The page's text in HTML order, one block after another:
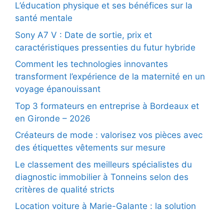
L’éducation physique et ses bénéfices sur la
santé mentale
Sony A7 V : Date de sortie, prix et
caractéristiques pressenties du futur hybride
Comment les technologies innovantes
transforment l’expérience de la maternité en un
voyage épanouissant
Top 3 formateurs en entreprise à Bordeaux et
en Gironde – 2026
Créateurs de mode : valorisez vos pièces avec
des étiquettes vêtements sur mesure
Le classement des meilleurs spécialistes du
diagnostic immobilier à Tonneins selon des
critères de qualité stricts
Location voiture à Marie-Galante : la solution